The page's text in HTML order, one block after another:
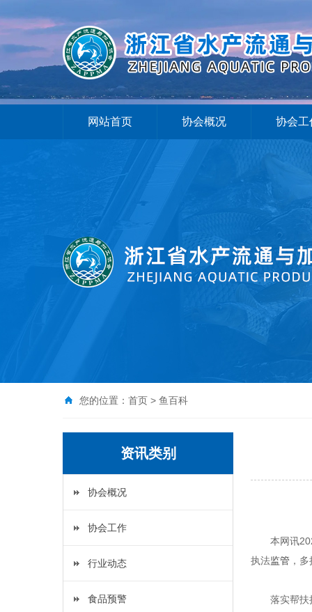
网站首页 协会概况 协会工
您的位置： 首页 > 鱼百科
资讯类别
协会概况
协会工作
行业动态
食品预警
本网讯
执法监管 ，
落实帮扶